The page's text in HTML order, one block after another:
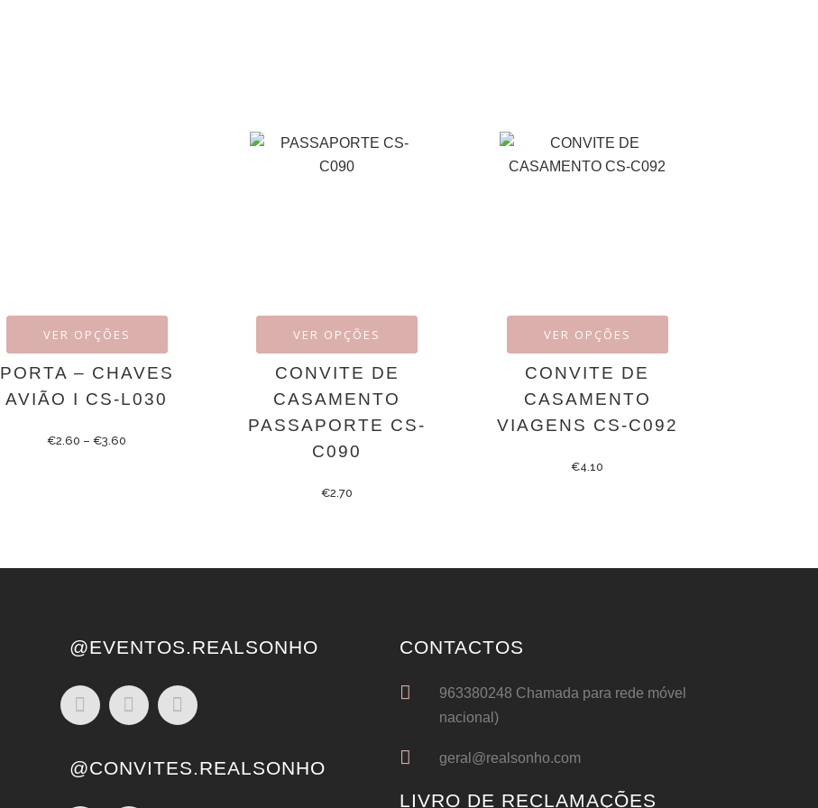
VER OPÇÕES
PORTA – CHAVES
AVIÃO I CS-L030
€2.60 –€3.60
VER OPÇÕES
CONVITE DE
CASAMENTO
PASSAPORTE CS-
C090
€2.70
VER OPÇÕES
CONVITE DE
CASAMENTO
VIAGENS CS-C092
€4.10
@EVENTOS.REALSONHO
@CONVITES.REALSONHO
CONTACTOS
963380248 Chamada para rede móvel
nacional)
geral@realsonho.com
LIVRO DE RECLAMAÇÕES